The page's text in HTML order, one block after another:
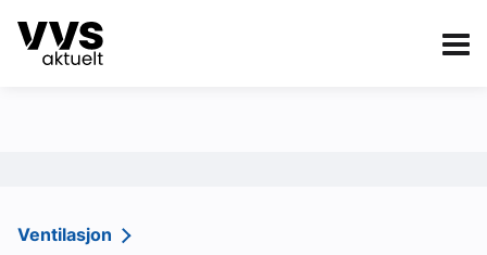
Kategorier
Sanitær
Ventilasjon